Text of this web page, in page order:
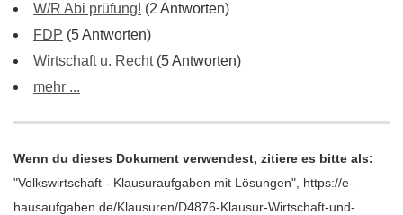
W/R Abi prüfung! (2 Antworten)
FDP (5 Antworten)
Wirtschaft u. Recht(5 Antworten)
mehr ...
Wenn du dieses Dokument verwendest, zitiere es bitte als:
"Volkswirtschaft - Klausuraufgaben mit Lösungen", https://e-
hausaufgaben.de/Klausuren/D4876-Klausur-Wirtschaft-und-